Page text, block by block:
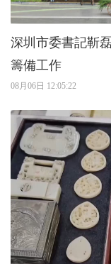
深圳市委書記靳
籌備工作
08月06日 12:05:22